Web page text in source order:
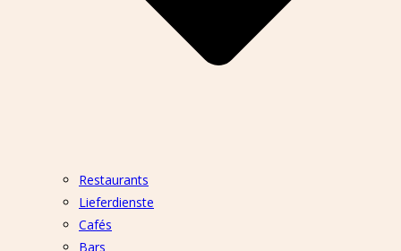
Restaurants
Lieferdienste
Cafés
Bars